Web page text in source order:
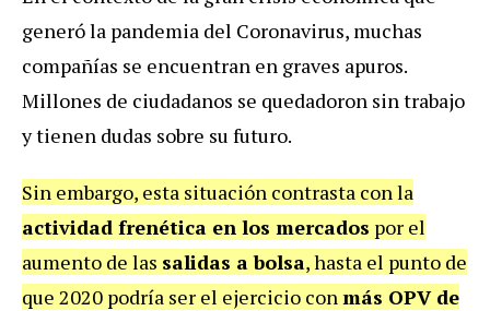
generó la pandemia del Coronavirus, muchas
compañías se encuentran en graves apuros.
Millones de ciudadanos se quedadoron sin trabajo
y tienen dudas sobre su futuro.
Sin embargo, esta situación contrasta con la
actividad frenética en los mercados por el
aumento de las salidas a bolsa, hasta el punto de
que 2020 podría ser el ejercicio conmás OPV de